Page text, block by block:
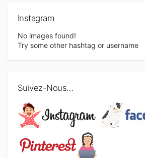
Instagram
No images found!
Try some other hashtag or username
Suivez-Nous…